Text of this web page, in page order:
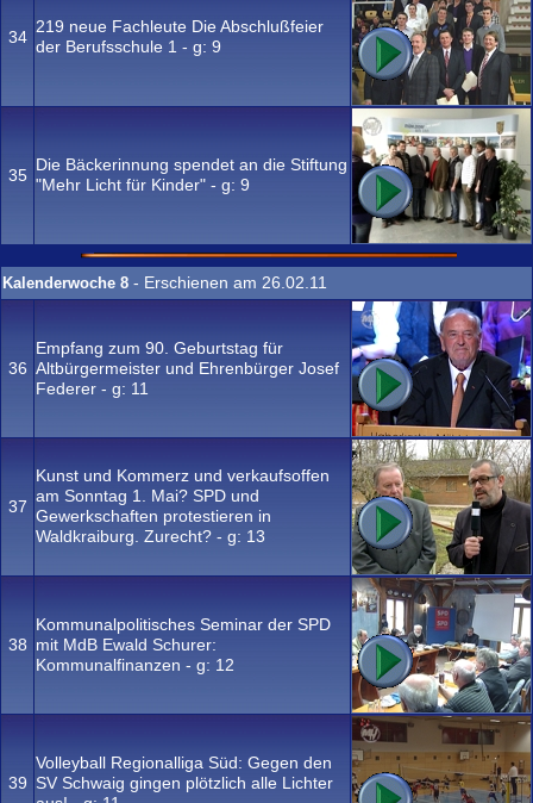
34
219 neue Fachleute Die Abschlußfeier
der Berufsschule 1 - g: 9
35
Die Bäckerinnung spendet an die Stiftung
"Mehr Licht für Kinder" - g: 9
Kalenderwoche 8 - Erschienen am 26.02.11
36
Empfang zum 90. Geburtstag für
Altbürgermeister und Ehrenbürger Josef
Federer - g: 11
37
Kunst und Kommerz und verkaufsoffen
am Sonntag 1. Mai? SPD und
Gewerkschaften protestieren in
Waldkraiburg. Zurecht? - g: 13
38
Kommunalpolitisches Seminar der SPD
mit MdB Ewald Schurer:
Kommunalfinanzen - g: 12
39
Volleyball Regionalliga Süd: Gegen den
SV Schwaig gingen plötzlich alle Lichter